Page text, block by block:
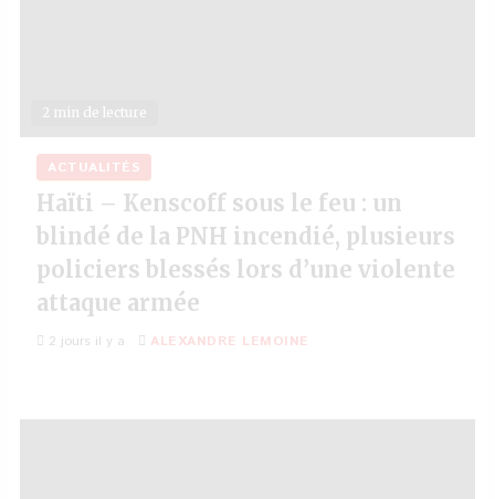
2 min de lecture
ACTUALITÉS
Haïti – Kenscoff sous le feu : un
blindé de la PNH incendié, plusieurs
policiers blessés lors d’une violente
attaque armée
2 jours il y a ALEXANDRE LEMOINE